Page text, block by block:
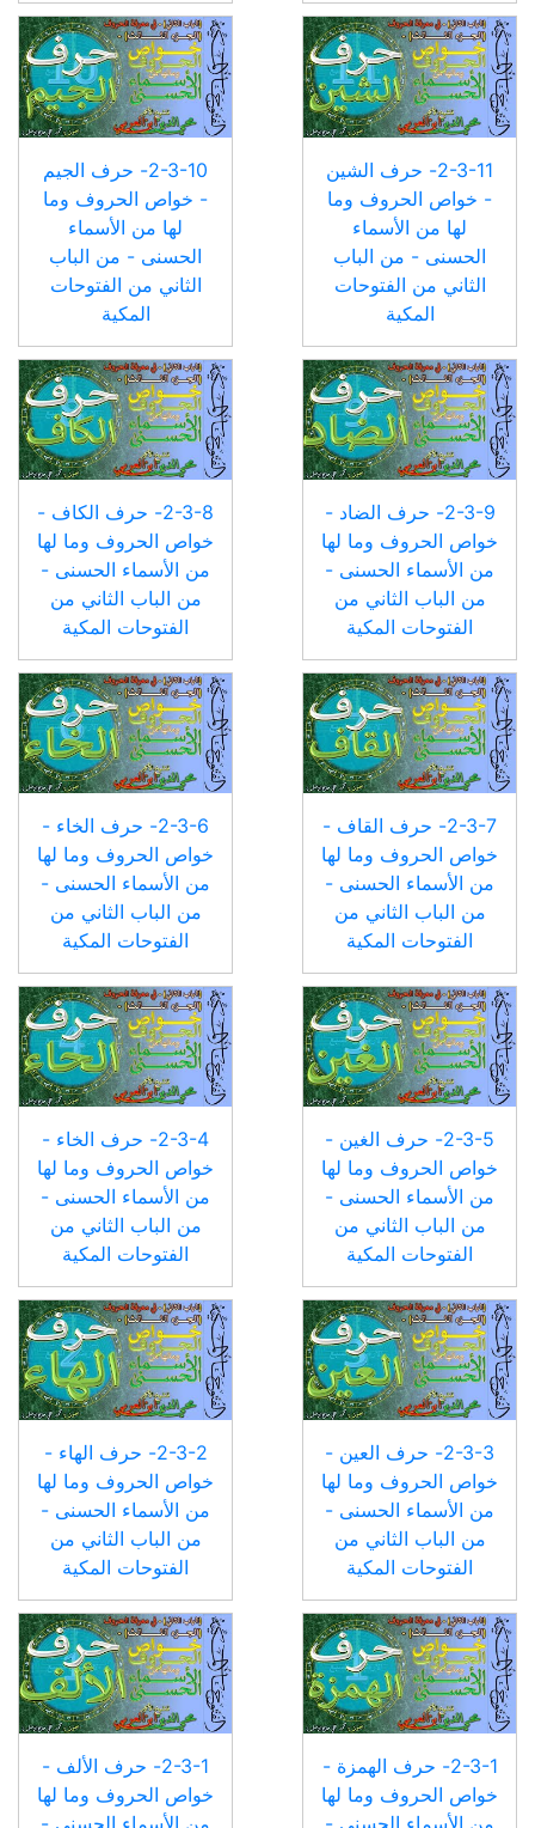
2-3-11- حرف الشين
- خواص الحروف وما
لها من الأسماء
الحسنى - من الباب
الثاني من الفتوحات
المكية
2-3-10- حرف الجيم
- خواص الحروف وما
لها من الأسماء
الحسنى - من الباب
الثاني من الفتوحات
المكية
2-3-9- حرف الضاد -
خواص الحروف وما لها
من الأسماء الحسنى -
من الباب الثاني من
الفتوحات المكية
2-3-8- حرف الكاف -
خواص الحروف وما لها
من الأسماء الحسنى -
من الباب الثاني من
الفتوحات المكية
2-3-7- حرف القاف -
خواص الحروف وما لها
من الأسماء الحسنى -
من الباب الثاني من
الفتوحات المكية
2-3-6- حرف الخاء -
خواص الحروف وما لها
من الأسماء الحسنى -
من الباب الثاني من
الفتوحات المكية
2-3-5- حرف الغين -
خواص الحروف وما لها
من الأسماء الحسنى -
من الباب الثاني من
الفتوحات المكية
2-3-4- حرف الخاء -
خواص الحروف وما لها
من الأسماء الحسنى -
من الباب الثاني من
الفتوحات المكية
2-3-3- حرف العين -
خواص الحروف وما لها
من الأسماء الحسنى -
من الباب الثاني من
الفتوحات المكية
2-3-2- حرف الهاء -
خواص الحروف وما لها
من الأسماء الحسنى -
من الباب الثاني من
الفتوحات المكية
2-3-1- حرف الهمزة -
خواص الحروف وما لها
2-3-1- حرف الألف -
خواص الحروف وما لها